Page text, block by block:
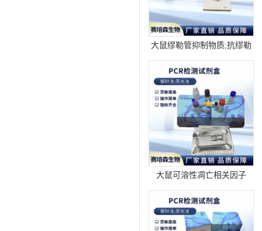
大鼠缪勒管抑制物质;抗缪勒
盒
大鼠可溶性凋亡相关因子